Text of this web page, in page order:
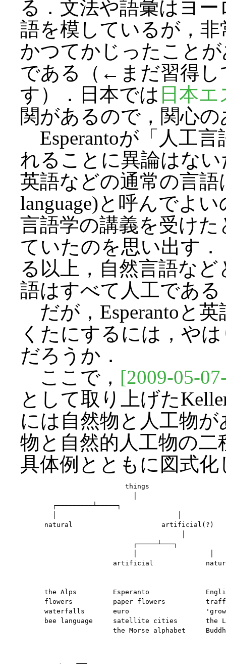
る．文法や語彙はヨ
語を模しているが，
かつてかじったこと
である（←まだ習得し
す）．日本では 日本
関があるので，関心
Esperantoが「人工言
れることに異論はな
英語などの通常の言語
language)と呼んでよ
言語学の講義を受け
ていたのを思い出す
る以上，自然言語な
語はすべて人工である
だが，Esperantoと
くたにするには，や
だろうか．
ここで， [2009-05-
として取り上げた
には自然物と人工物
物と自然的人工物の
具体例とともに図式